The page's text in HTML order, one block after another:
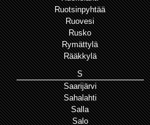
Ruotsinpyhtää
Ruovesi
Rusko
Rymättylä
Rääkkylä
S
Saarijärvi
Sahalahti
Salla
Salo